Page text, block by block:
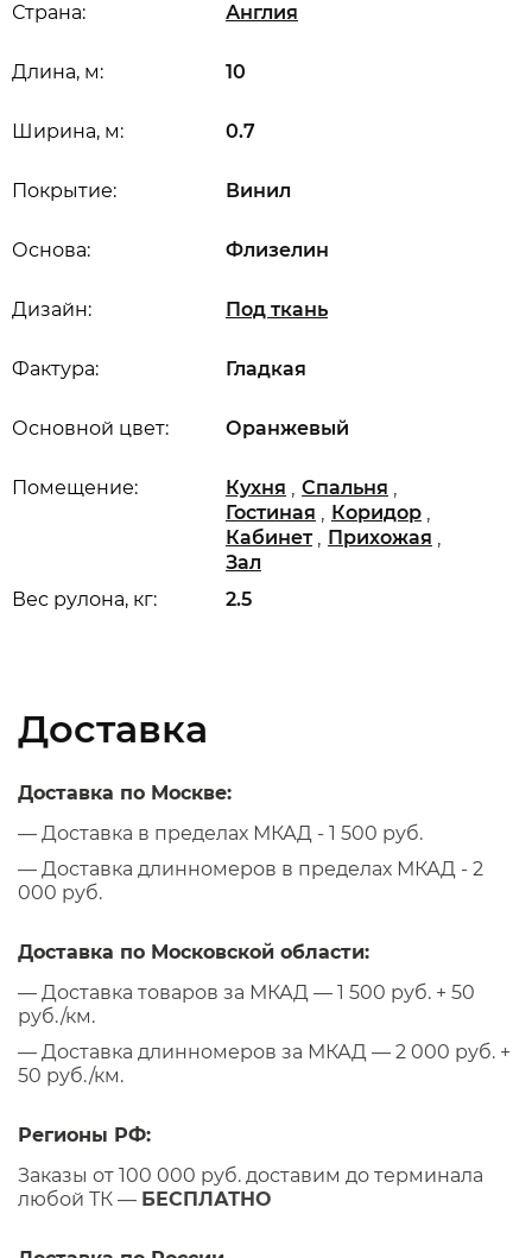
Длина, м: 10
Ширина, м: 0.7
Вес рулона, кг: 2.5
Основной цвет: Оранжевый
Дизайн: Под ткань
Основа: Флизелин
Покрытие: Винил
Помещение: Кухня , Спальня ,
Гостиная , Коридор ,
Кабинет , Прихожая ,
Зал
Страна: Англия
Фактура: Гладкая
Доставка
Доставка по Москве:
— Доставка в пределах МКАД - 1 500 руб.
— Доставка длинномеров в пределах МКАД - 2
000 руб.
Доставка по Московской области:
— Доставка товаров за МКАД — 1 500 руб. + 50
руб./км.
— Доставка длинномеров за МКАД — 2 000 руб. +
50 руб./км.
Регионы РФ:
Заказы от 100 000 руб. доставим до терминала
любой ТК — БЕСПЛАТНО